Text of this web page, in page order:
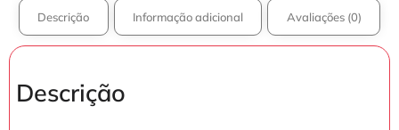
Descrição Informação adicional Avaliações (0)
Descrição